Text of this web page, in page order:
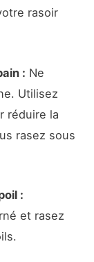
rasoir
: Ne
Utilisez
réduire la
rasez sous
:
et rasez